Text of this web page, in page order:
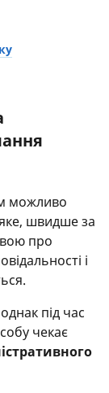
можливо
швидше за
про
і
під час
чекає